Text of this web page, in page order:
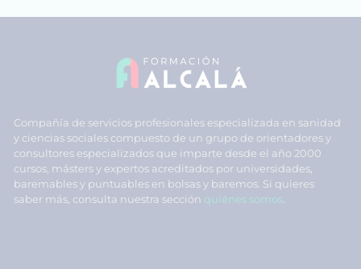
Compañía de servicios profesionales especializada en sanidad
y ciencias sociales compuesto de un grupo de orientadores y
consultores especializados que imparte desde el año 2000
cursos, másters y expertos acreditados por universidades,
baremables y puntuables en bolsas y baremos. Si quieres
saber más, consulta nuestra sección quiénes somos